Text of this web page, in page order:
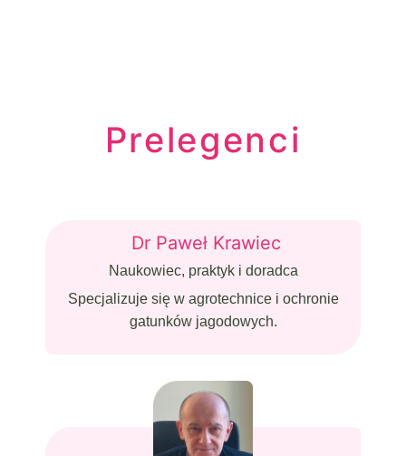
Prelegenci
Dr Paweł Krawiec
Naukowiec, praktyk i doradca
Specjalizuje się w agrotechnice i ochronie
gatunków jagodowych.